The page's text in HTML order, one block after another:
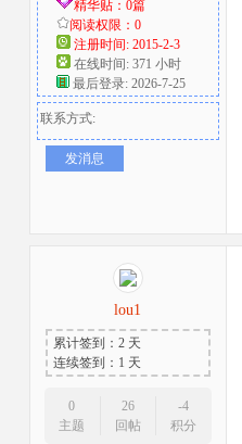
精华贴：0篇
阅读权限：0
注册时间: 2015-2-3
在线时间: 371 小时
最后登录: 2026-7-25
联系方式:
发消息
lou1
累计签到：2 天
连续签到：1 天
0
主题
26
回帖
-4
积分